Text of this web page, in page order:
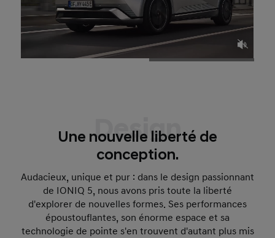
Design
Une nouvelle liberté de
conception.
Audacieux, unique et pur : dans le design passionnant
de IONIQ 5, nous avons pris toute la liberté
d'explorer de nouvelles formes. Ses performances
époustouflantes, son énorme espace et sa
technologie de pointe s'en trouvent d'autant plus mis